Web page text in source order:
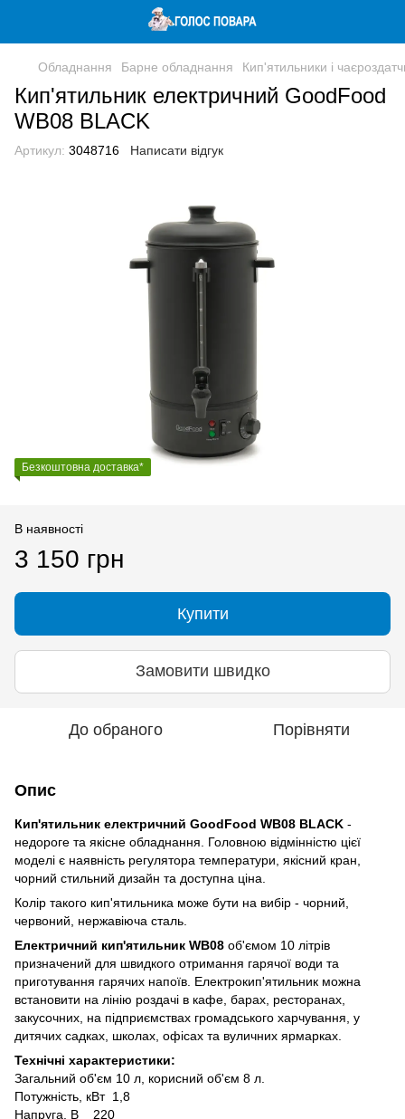
Обладнання Барне обладнання Кип'ятильники і
Кип'ятильник електричний GoodFood
WB08 BLACK
Артикул: 3048716 Написати відгук
Безкоштовна доставка*
В наявності
3 150 грн
Купити
Замовити швидко
До обраного Порівняти
Опис
Кип'ятильник електричний GoodFood WB08 BLACK -
недороге та якісне обладнання. Головною відмінністю цієї
моделі є наявність регулятора температури, якісний кран,
чорний стильний дизайн та доступна ціна.
Колір такого кип'ятильника може бути на вибір - чорний,
червоний, нержавіюча сталь.
Електричний кип'ятильник WB08 об'ємом 10 літрів
призначений для швидкого отримання гарячої води та
приготування гарячих напоїв. Електрокип'ятильник можна
встановити на лінію роздачі в кафе, барах, ресторанах,
закусочних, на підприємствах громадського харчування, у
дитячих садках, школах, офісах та вуличних ярмарках.
Технічні характеристики:
Загальний об'єм 10 л, корисний об'єм 8 л.
Потужність, кВт 1,8
Напруга, В 220